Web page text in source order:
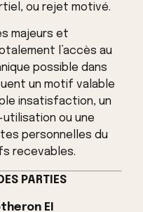
ou rejet motivé.
majeurs et
l’accès au
possible dans
un motif valable
insatisfaction, un
utilisation ou une
personnelles du
recevables.
PARTIES
EI